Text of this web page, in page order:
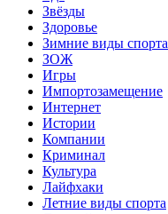
Звёзды
Здоровье
Зимние виды спорта
ЗОЖ
Игры
Импортозамещение
Интернет
Истории
Компании
Криминал
Культура
Лайфхаки
Летние виды спорта